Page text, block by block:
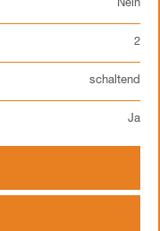
Nein
2
schaltend
Ja